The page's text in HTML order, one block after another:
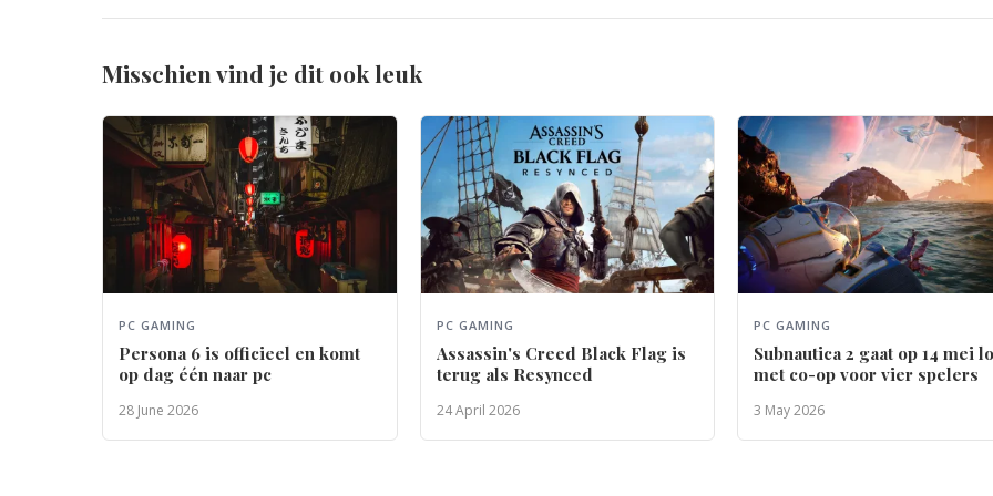
Misschien vind je dit ook leuk
PC GAMING
Persona 6 is officieel en komt
op dag één naar pc
28 June 2026
PC GAMING
Assassin's Creed Black Flag is
terug als Resynced
24 April 2026
PC GAMING
Subnautica 2 gaat op 14 mei
met co-op voor vier spelers
3 May 2026